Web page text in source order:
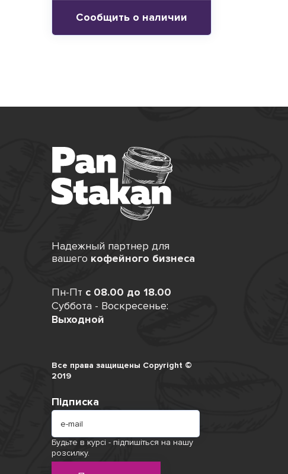
Сообщить о наличии
Надежный партнер для
вашего кофейного бизнеса
Пн-Пт с 08.00 до 18.00
Суббота - Воскресенье:
Выходной
Все права защищены Copyright ©
2019
Підписка
Будьте в курсі - підпишіться на нашу
розсилку.